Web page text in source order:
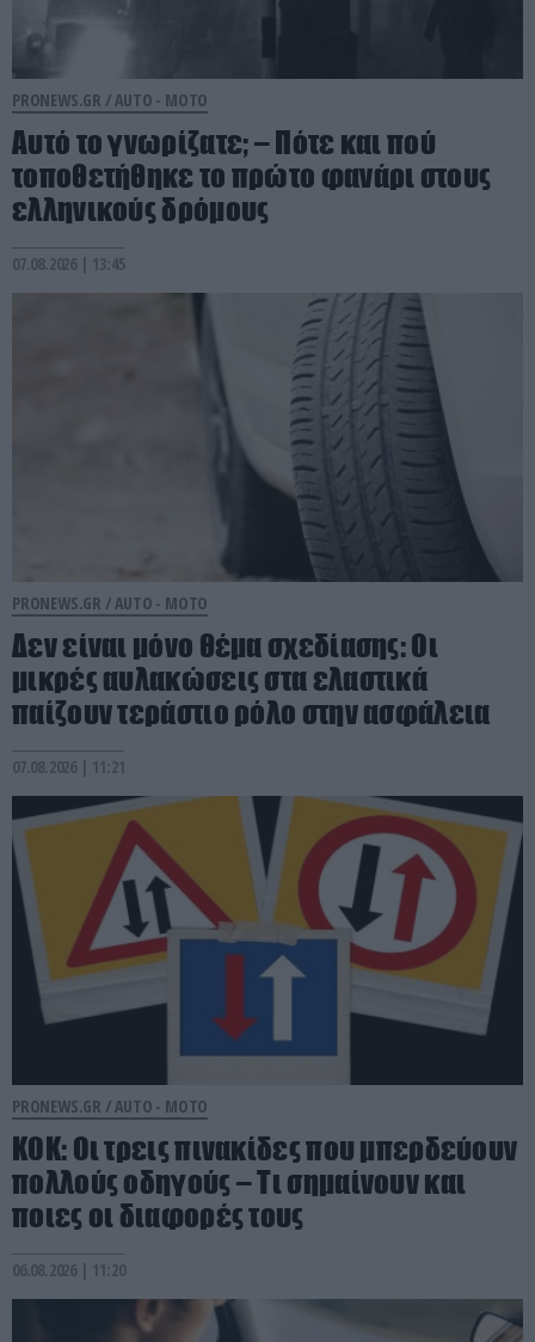
PRONEWS.GR /AUTO - MOTO
Αυτό το γνωρίζατε; – Πότε και πού
τοποθετήθηκε το πρώτο φανάρι στους
ελληνικούς δρόμους
07.08.2026 | 13:45
PRONEWS.GR /AUTO - MOTO
Δεν είναι μόνο θέμα σχεδίασης: Οι
μικρές αυλακώσεις στα ελαστικά
παίζουν τεράστιο ρόλο στην ασφάλεια
07.08.2026 | 11:21
PRONEWS.GR /AUTO - MOTO
ΚΟΚ: Οι τρεις πινακίδες που μπερδεύουν
πολλούς οδηγούς – Τι σημαίνουν και
ποιες οι διαφορές τους
06.08.2026 | 11:20